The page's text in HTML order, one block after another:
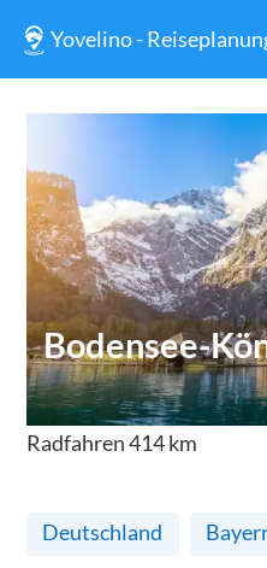
Yovelino -
Bodensee-
Radfahren414km
Deutschland